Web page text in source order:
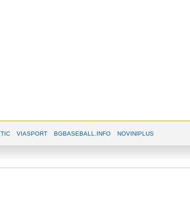
VIASPORT BGBASEBALL.INFO NOVINIPLUS